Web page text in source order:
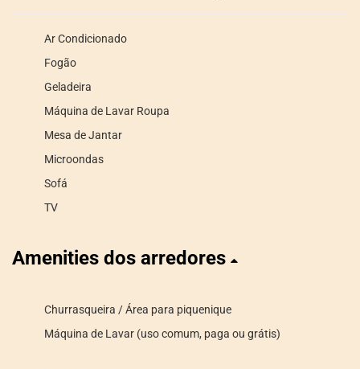
Ar Condicionado
Fogão
Geladeira
Máquina de Lavar Roupa
Mesa de Jantar
Microondas
Sofá
TV
Amenities dos arredores
Churrasqueira / Área para piquenique
Máquina de Lavar (uso comum, paga ou grátis)